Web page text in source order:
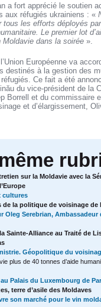
a fort apprécié le soutien
aux réfugiés ukrainiens : «
tous les efforts déployés
Le premier lot
Moldavie dans la soirée ».
Européenne va
destinés à la gestion des
Ce fait a été
du vice-président de la
Borrell et du commissaire
et d’élargissement,
sur la Moldavie avec la
cultures
la politique de voisinage de
Oleg Serebrian, Ambassadeur
Sainte-Alliance au Traité de
Géopolitique du
plus de 40 tonnes d’aide
Palais du Luxembourg de
terre d’asile des Moldaves
son marché pour le vin